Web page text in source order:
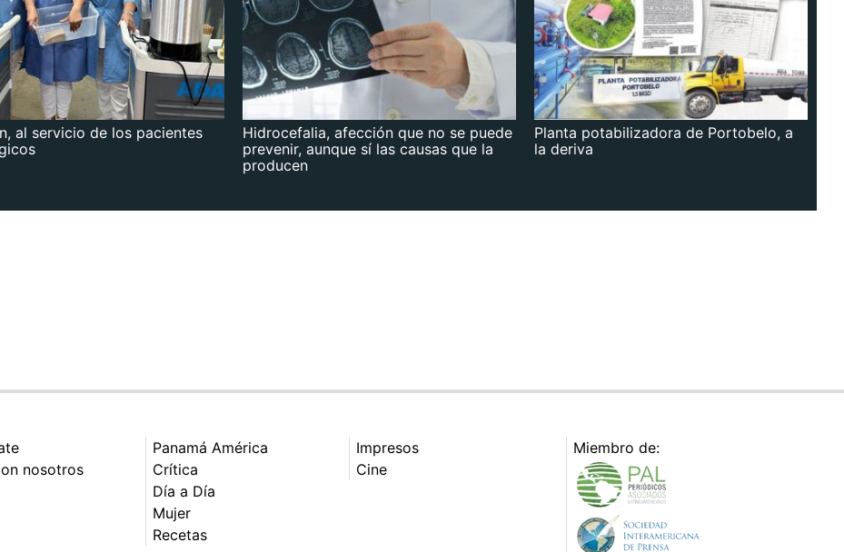
al servicio de los pacientes
Hidrocefalia, afección que no se puede
prevenir, aunque sí las causas que la
producen
Planta potabilizadora de Portobelo, a
la deriva
nosotros
Panamá América
Crítica
Día a Día
Mujer
Recetas
Impresos
Cine
Miembro de: